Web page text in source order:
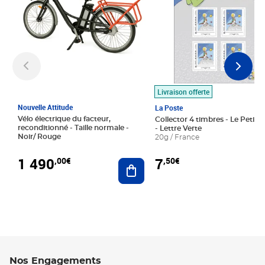
Nouvelle Attitude
Vélo électrique du facteur,
reconditionné - Taille normale -
Noir/ Rouge
1 490,00€ Ajouter au panier
Livraison offerte
La Poste
Collector 4 timbres - Le Petit
- Lettre Verte
20g / France
7,50€
Nos Engagements